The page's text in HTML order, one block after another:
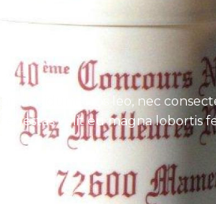
tincidunt eros leo, nec
egestas velit eu magna lobortis